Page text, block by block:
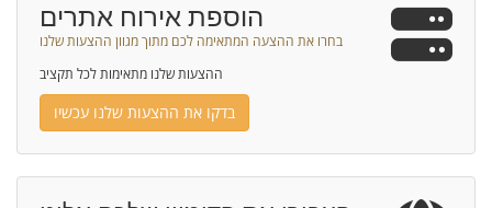
הוספת אירוח אתרים
בחרו את ההצעה המתאימה לכם מתוך מגוון ההצעות שלנו
ההצעות שלנו מתאימות לכל תקציב
בדקו את ההצעות שלנו עכשיו